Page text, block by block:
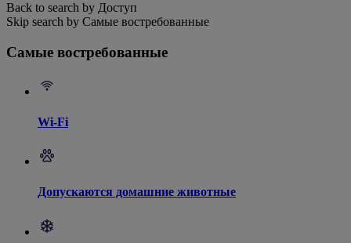
Back to search by Доступ
Skip search by Самые востребованные
Самые востребованные
Wi-Fi
Допускаются домашние животные